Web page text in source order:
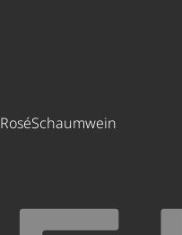
RoséSchaumwein